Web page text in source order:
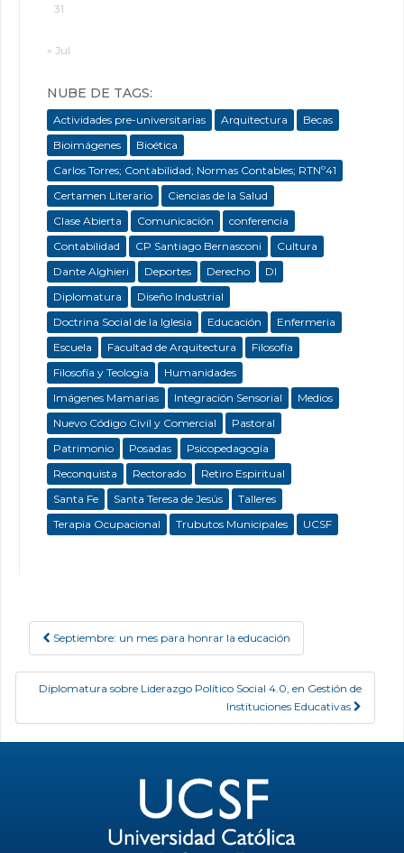
31
« Jul
NUBE DE TAGS:
Actividades pre-universitarias Arquitectura
Becas
Bioimágenes
Bioética
Carlos Torres; Contabilidad; Normas Contables; RTNº41
Certamen Literario
Ciencias de la Salud
Clase Abierta
Comunicación
conferencia
Contabilidad
CP Santiago Bernasconi
Cultura
Dante Alghieri
Deportes Derecho
DI
Diplomatura
Diseño Industrial
Doctrina Social de la Iglesia
Educación
Enfermeria
Escuela
Facultad de Arquitectura
Filosofía
Filosofía y Teología
Humanidades
Imágenes Mamarias
Integración Sensorial
Medios
Nuevo Código Civil y Comercial
Pastoral
Patrimonio
Posadas
Psicopedagogía
Reconquista
Rectorado
Retiro Espiritual
Santa Fe
Santa Teresa de Jesús
Talleres
Terapia Ocupacional
Trubutos Municipales UCSF
Post navigation
Septiembre: un mes para honrar la educación
Diplomatura sobre Liderazgo Político Social 4.0, en Gestión de
Instituciones Educativas